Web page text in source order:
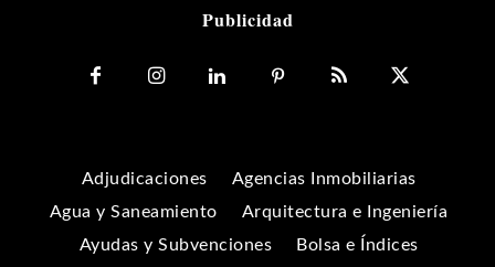
Publicidad
Adjudicaciones
Agencias Inmobiliarias
Agua y Saneamiento
Arquitectura e Ingeniería
Ayudas y Subvenciones
Bolsa e Índices